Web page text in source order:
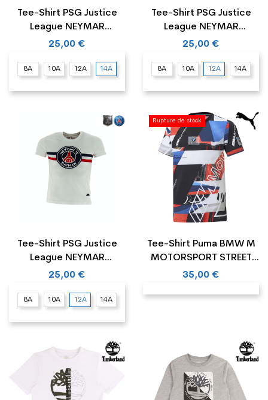
Tee-Shirt PSG Justice
League NEYMAR
BATMAN Junior
25,00 €
8A 10A 12A 14A
Tee-Shirt PSG Justice
League NEYMAR
BATMAN Junior
25,00 €
8A 10A 12A 14A
Tee-Shirt PSG Justice
League NEYMAR
BATMAN Junior
25,00 €
8A 10A 12A 14A
Tee-Shirt Puma BMW M
MOTORSPORT STREET
AOP Junior
35,00 €
Rupture de stock